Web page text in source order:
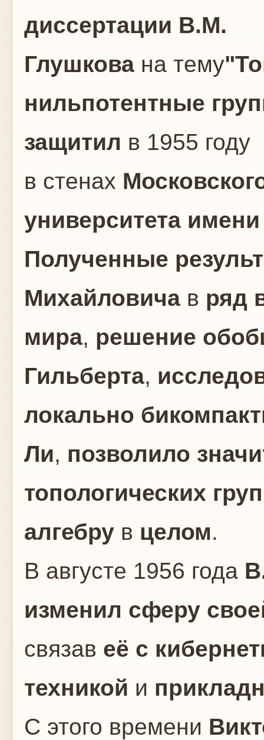
диссертации В.М.
Глушкова на тему
нильпотентные
защитил в 1955 году
в стенах
университета
Полученные
Михайловича в ряд
мира, решение
Гильберта,
локально
Ли, позволило
топологических
алгебру в целом.
В августе 1956 года
изменил сферу
связав её с
техникой и
С этого времени